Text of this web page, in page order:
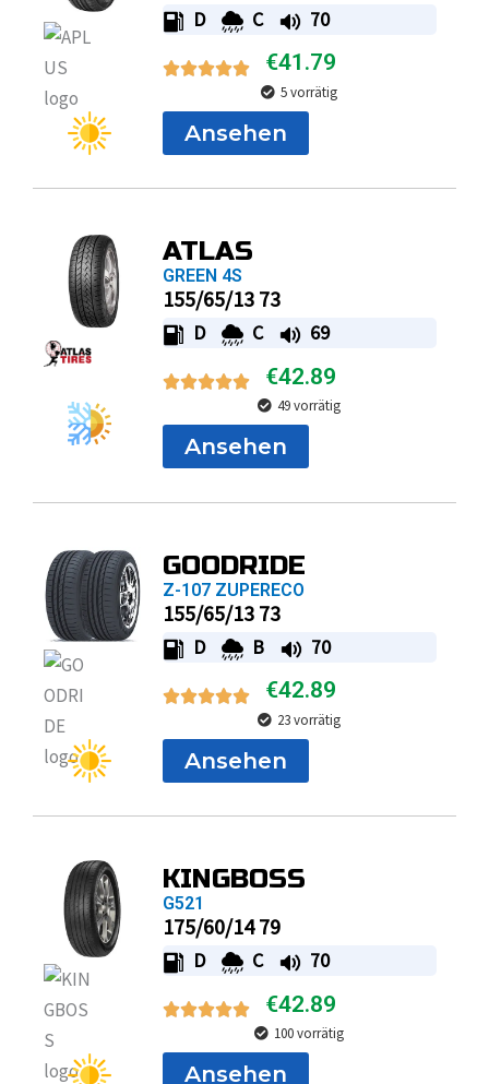
D C 70
€41.79
5 vorrätig
Ansehen
ATLAS
GREEN 4S
155/65/13 73
D C 69
€42.89
49 vorrätig
Ansehen
GOODRIDE
Z-107 ZUPERECO
155/65/13 73
D B 70
€42.89
23 vorrätig
Ansehen
KINGBOSS
G521
175/60/14 79
D C 70
€42.89
100 vorrätig
Ansehen